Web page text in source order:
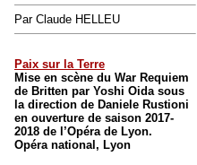
Par Claude HELLEU
Paix sur la Terre
Mise en scène du War Requiem
de Britten par Yoshi Oida sous
la direction de Daniele Rustioni
en ouverture de saison 2017-
2018 de l’Opéra de Lyon.
Opéra national, Lyon